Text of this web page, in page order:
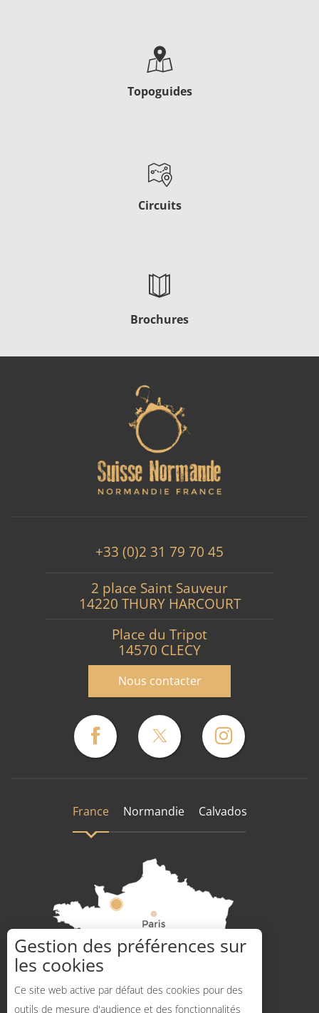
Topoguides
Circuits
Brochures
+33 (0)2 31 79 70 45
2 place Saint Sauveur
14220 THURY HARCOURT
Place du Tripot
14570 CLECY
Nous contacter
France Normandie Calvados
Gestion des préférences sur
les cookies
Ce site web active par défaut des cookies pour des
outils de mesure d'audience et des fonctionnalités